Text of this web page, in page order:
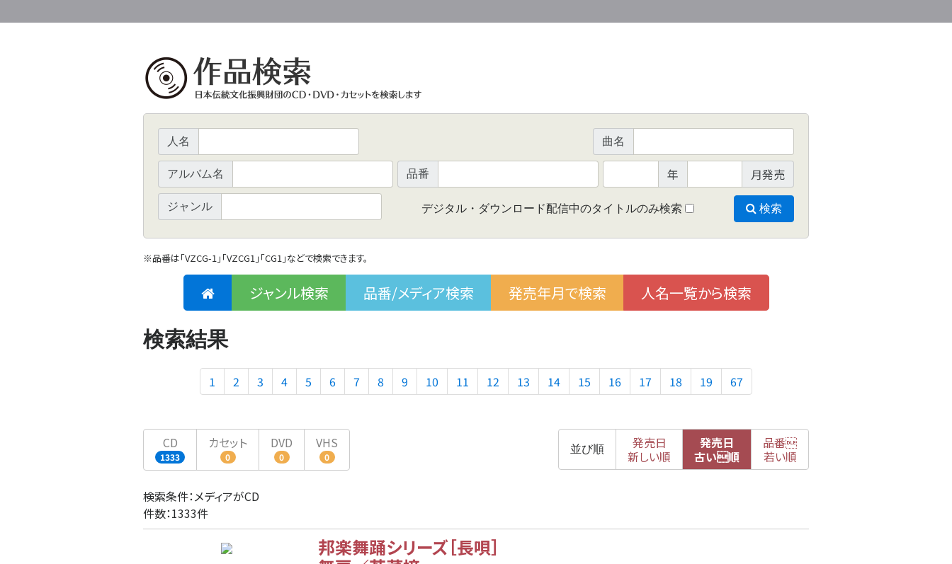
人名 曲名
アルバム名 品番 年 月発売
ジャンル デジタル・ダウンロード配信中のタイトルのみ検索 検索
※品番は「VZCG-1」「VZCG1」「CG1」などで検索できます。
ジャンル検索 品番/メディア検索 発売年月で検索 人名一覧から検索
検索結果
1 2 3 4 5 6 7 8 9 10 11 12 13 14 15 16 17 18 19 67
CD
1333
カセット
0
DVD
0
VHS
0
並び順
発売日
新しい順
発売日
古い順
品番
若い順
検索条件：メディアがCD
件数：1333件
邦楽舞踊シリーズ［長唄］